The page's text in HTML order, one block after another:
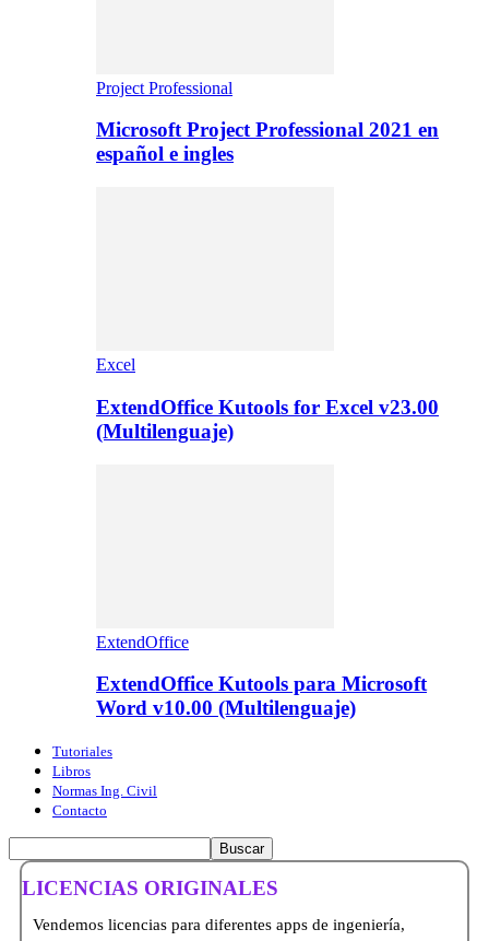
Project Professional
Microsoft Project Professional 2021 en
español e ingles
Excel
ExtendOffice Kutools for Excel v23.00
(Multilenguaje)
ExtendOffice
ExtendOffice Kutools para Microsoft
Word v10.00 (Multilenguaje)
Tutoriales
Libros
Normas Ing. Civil
Contacto
LICENCIAS ORIGINALES
Vendemos licencias para diferentes apps de ingeniería,